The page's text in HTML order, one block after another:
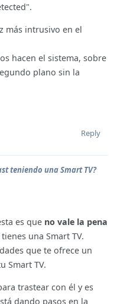
más intrusivo en el
hacen el sistema, sobre
plano sin la
Reply
teniendo una Smart TV?
es que no vale la pena
una Smart TV.
que te ofrece un
Smart TV.
trastear con él y es
dando pasos en la